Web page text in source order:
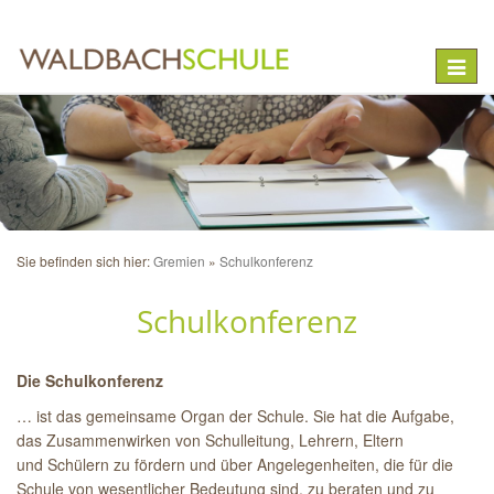
Toggle
Sie befinden sich hier:Gremien Schulkonferenz
Schulkonferenz
Die Schulkonferenz
… ist das gemeinsame Organ der Schule. Sie hat die Aufgabe,
das Zusammenwirken von Schulleitung, Lehrern, Eltern
und Schülern zu fördern und über Angelegenheiten, die für die
Schule von wesentlicher Bedeutung sind, zu beraten und zu